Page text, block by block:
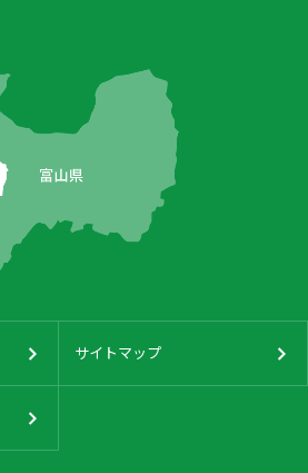
サイトマップ